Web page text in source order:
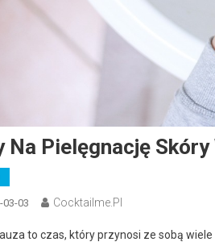
Na Pielęgnację
03-03 Cocktailme.pl
to czas, który przynosi ze sobą